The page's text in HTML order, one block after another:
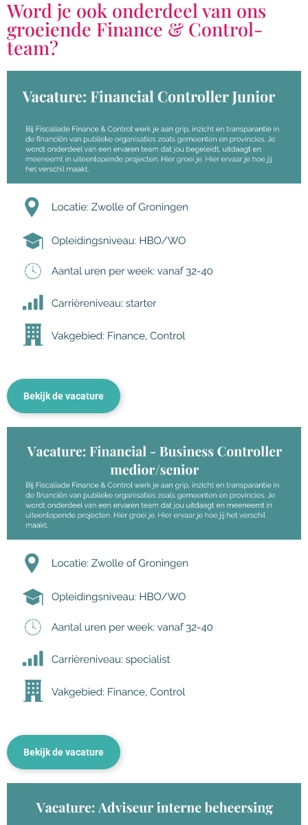
Word je ook onderdeel van ons
groeiende Finance & Control-
team?
Bekijk de vacature
Bekijk de vacature